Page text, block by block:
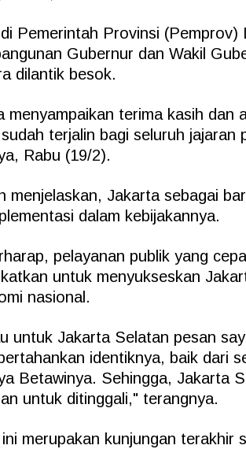
Pemerintah Provinsi
Gubernur dan Wakil
dilantik besok.
menyampaikan terima kasih
terjalin bagi seluruh jajaran
Rabu (19/2).
menjelaskan, Jakarta sebagai
dalam kebijakannya.
pelayanan publik yang
untuk menyukseskan
nasional.
untuk Jakarta Selatan pesan
identiknya, baik dari
Betawinya. Sehingga, Jakarta
untuk ditinggali," terangnya.
merupakan kunjungan terakhir